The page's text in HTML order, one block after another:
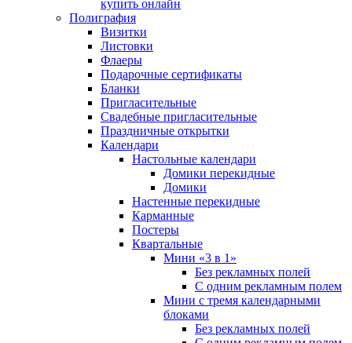
купить онлайн
Полиграфия
Визитки
Листовки
Флаеры
Подарочные сертификаты
Бланки
Пригласительные
Свадебные пригласительные
Праздничные открытки
Календари
Настольные календари
Домики перекидные
Домики
Настенные перекидные
Карманные
Постеры
Квартальные
Мини «3 в 1»
Без рекламных полей
С одним рекламным полем
Мини с тремя календарными
блоками
Без рекламных полей